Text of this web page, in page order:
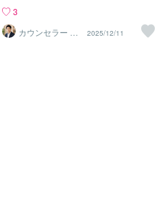
した。１ HSPの「疲れやすさ」は欠点
ではないHSP（Highly Sensitive Perso
n）は、刺激に敏感で、情報処理が深いタ
3
カウンセラー ゆ
うすけ
2025/12/11